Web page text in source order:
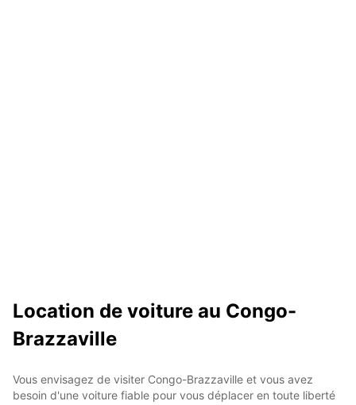
Location de voiture au Congo-
Brazzaville
Vous envisagez de visiter Congo-Brazzaville et vous avez
besoin d'une voiture fiable pour vous déplacer en toute liberté